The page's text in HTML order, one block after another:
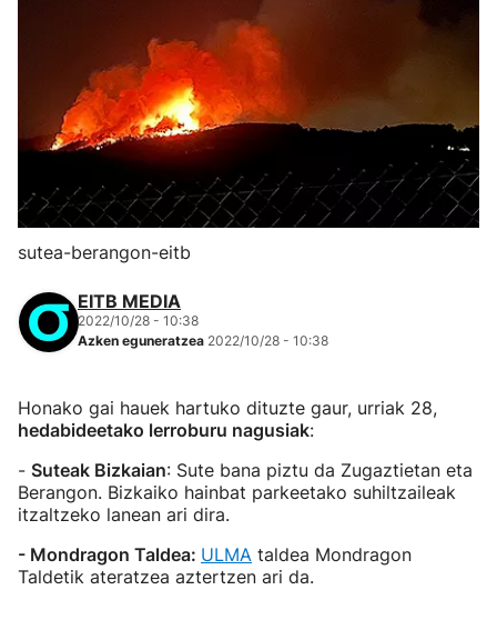
sutea-berangon-eitb
EITB MEDIA
2022/10/28 - 10:38
Azken eguneratzea 2022/10/28 - 10:38
Honako gai hauek hartuko dituzte gaur, urriak 28,
hedabideetako lerroburu nagusiak:
- Suteak Bizkaian: Sute bana piztu da Zugaztietan eta
Berangon. Bizkaiko hainbat parkeetako suhiltzaileak
itzaltzeko lanean ari dira.
- Mondragon Taldea: ULMA taldea Mondragon
Taldetik ateratzea aztertzen ari da.